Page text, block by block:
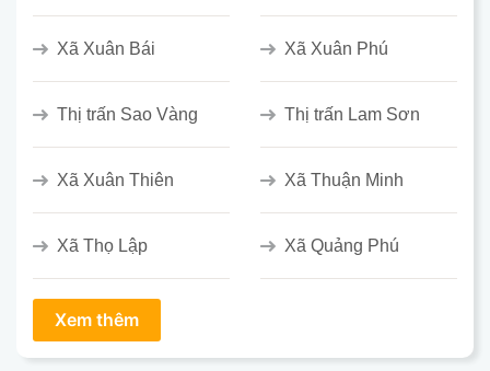
Xã Xuân Bái Xã Xuân Phú
Thị trấn Sao Vàng Thị trấn Lam Sơn
Xã Xuân Thiên Xã Thuận Minh
Xã Thọ Lập Xã Quảng Phú